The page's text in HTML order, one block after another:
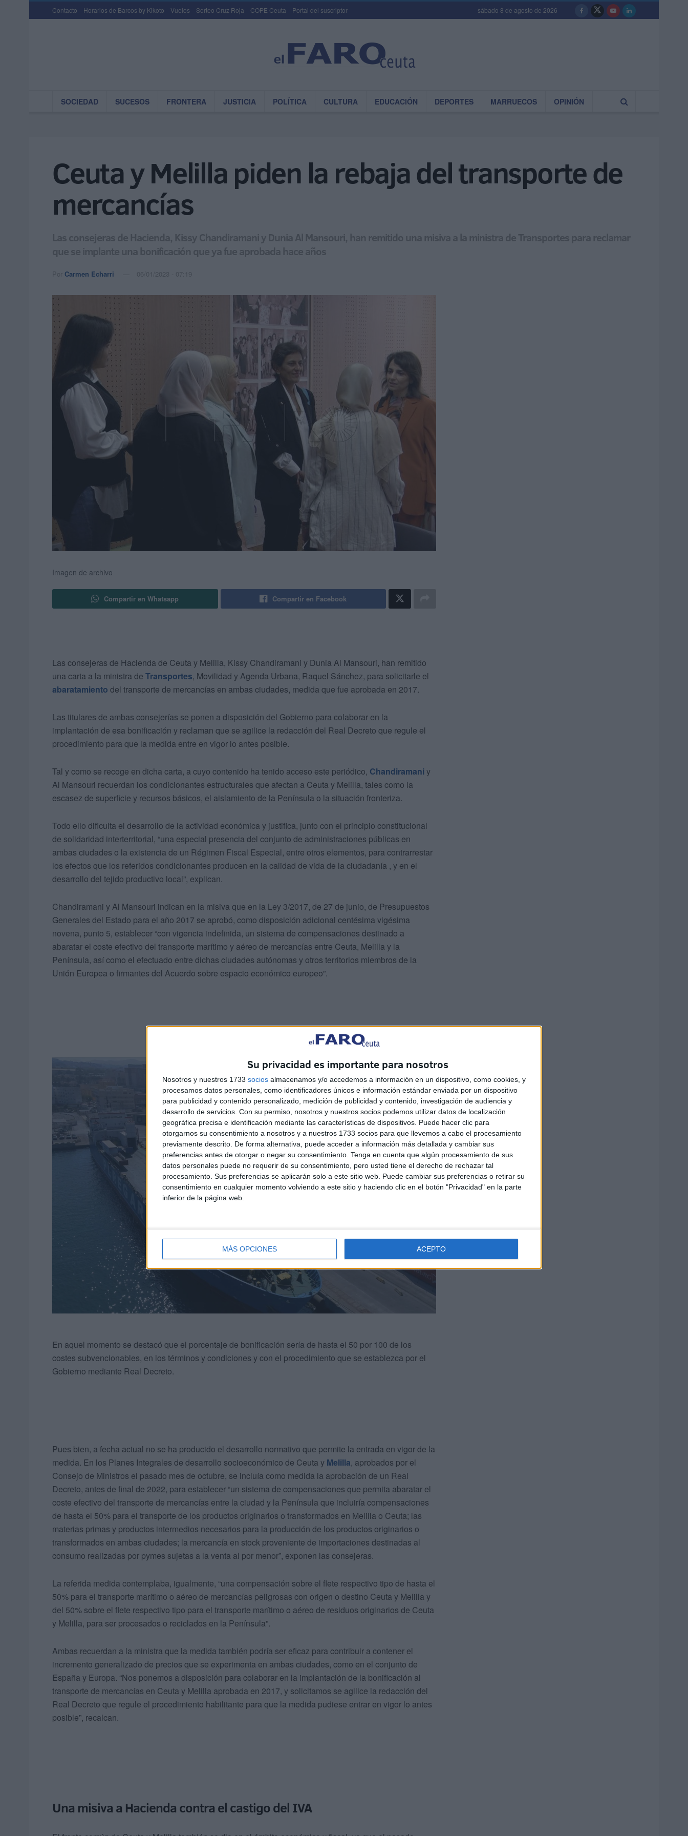
Su privacidad es importante para nosotros
Nosotros y nuestros 1733 socios almacenamos y/o accedemos a información en un dispositivo, como cookies, y
procesamos datos personales, como identificadores únicos e información estándar enviada por un dispositivo
para publicidad y contenido personalizado, medición de publicidad y contenido, investigación de audiencia y
desarrollo de servicios. Con su permiso, nosotros y nuestros socios podemos utilizar datos de localización
geográfica precisa e identificación mediante las características de dispositivos. Puede hacer clic para
otorgarnos su consentimiento a nosotros y a nuestros 1733 socios para que llevemos a cabo el procesamiento
previamente descrito. De forma alternativa, puede acceder a información más detallada y cambiar sus
preferencias antes de otorgar o negar su consentimiento. Tenga en cuenta que algún procesamiento de sus
datos personales puede no requerir de su consentimiento, pero usted tiene el derecho de rechazar tal
procesamiento. Sus preferencias se aplicarán solo a este sitio web. Puede cambiar sus preferencias o retirar su
consentimiento en cualquier momento volviendo a este sitio y haciendo clic en el botón "Privacidad" en la parte
inferior de la página web.
MÁS OPCIONES ACEPTO
Contacto Horarios de Barcos by Kikoto Vuelos Sorteo Cruz Roja COPE Ceuta Portal del suscriptor sábado 8 de agosto de 2026
SOCIEDAD SUCESOS FRONTERA JUSTICIA POLÍTICA CULTURA EDUCACIÓN DEPORTES MARRUECOS OPINIÓN
Ceuta y Melilla piden la rebaja del transporte de
mercancías
Las consejeras de Hacienda, Kissy Chandiramani y Dunia Al Mansouri, han remitido una misiva a la ministra de Transportes para reclamar
que se implante una bonificación que ya fue aprobada hace años
Por Carmen Echarri 06/01/2023 - 07:19
Imagen de archivo
Compartir en Whatsapp Compartir en Facebook
Las consejeras de Hacienda de Ceuta y Melilla, Kissy Chandiramani y Dunia Al Mansouri, han remitido
una carta a la ministra de Transportes, Movilidad y Agenda Urbana, Raquel Sánchez, para solicitarle el
abaratamiento del transporte de mercancías en ambas ciudades, medida que fue aprobada en 2017.
Las titulares de ambas consejerías se ponen a disposición del Gobierno para colaborar en la
implantación de esa bonificación y reclaman que se agilice la redacción del Real Decreto que regule el
procedimiento para que la medida entre en vigor lo antes posible.
Tal y como se recoge en dicha carta, a cuyo contenido ha tenido acceso este periódico, Chandiramani y
Al Mansouri recuerdan los condicionantes estructurales que afectan a Ceuta y Melilla, tales como la
escasez de superficie y recursos básicos, el aislamiento de la Península o la situación fronteriza.
Todo ello dificulta el desarrollo de la actividad económica y justifica, junto con el principio constitucional
de solidaridad interterritorial, “una especial presencia del conjunto de administraciones públicas en
ambas ciudades o la existencia de un Régimen Fiscal Especial, entre otros elementos, para contrarrestar
los efectos que los referidos condicionantes producen en la calidad de vida de la ciudadanía , y en el
desarrollo del tejido productivo local”, explican.
Chandiramani y Al Mansouri indican en la misiva que en la Ley 3/2017, de 27 de junio, de Presupuestos
Generales del Estado para el año 2017 se aprobó, como disposición adicional centésima vigésima
novena, punto 5, establecer “con vigencia indefinida, un sistema de compensaciones destinado a
abaratar el coste efectivo del transporte marítimo y aéreo de mercancías entre Ceuta, Melilla y la
Península, así como el efectuado entre dichas ciudades autónomas y otros territorios miembros de la
Unión Europea o firmantes del Acuerdo sobre espacio económico europeo”.
En aquel momento se destacó que el porcentaje de bonificación sería de hasta el 50 por 100 de los
costes subvencionables, en los términos y condiciones y con el procedimiento que se establezca por el
Gobierno mediante Real Decreto.
Pues bien, a fecha actual no se ha producido el desarrollo normativo que permite la entrada en vigor de la
medida. En los Planes Integrales de desarrollo socioeconómico de Ceuta y Melilla, aprobados por el
Consejo de Ministros el pasado mes de octubre, se incluía como medida la aprobación de un Real
Decreto, antes de final de 2022, para establecer “un sistema de compensaciones que permita abaratar el
coste efectivo del transporte de mercancías entre la ciudad y la Península que incluiría compensaciones
de hasta el 50% para el transporte de los productos originarios o transformados en Melilla o Ceuta; las
materias primas y productos intermedios necesarios para la producción de los productos originarios o
transformados en ambas ciudades; la mercancía en stock proveniente de importaciones destinadas al
consumo realizadas por pymes sujetas a la venta al por menor”, exponen las consejeras.
La referida medida contemplaba, igualmente, “una compensación sobre el flete respectivo tipo de hasta el
50% para el transporte marítimo o aéreo de mercancías peligrosas con origen o destino Ceuta y Melilla y
del 50% sobre el flete respectivo tipo para el transporte marítimo o aéreo de residuos originarios de Ceuta
y Melilla, para ser procesados o reciclados en la Península”.
Ambas recuerdan a la ministra que la medida también podría ser eficaz para contribuir a contener el
incremento generalizado de precios que se experimenta en ambas ciudades, como en el conjunto de
España y Europa. “Nos ponemos a disposición para colaborar en la implantación de la bonificación al
transporte de mercancías en Ceuta y Melilla aprobada en 2017, y solicitamos se agilice la redacción del
Real Decreto que regule el procedimiento habilitante para que la medida pudiese entrar en vigor lo antes
posible”, recalcan.
Una misiva a Hacienda contra el castigo del IVA